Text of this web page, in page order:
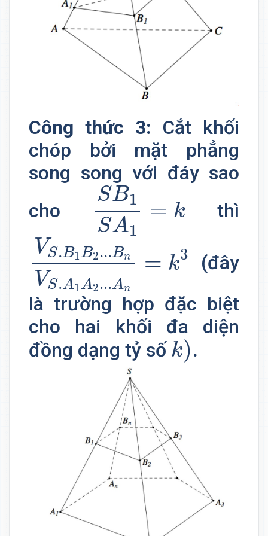
Công thức 3: Cắt khối
chóp bởi mặt phẳng
song song với đáy sao
cho
SB1
SA1
= k
SB1 SA 1=k
thì
VS.B1B2...Bn
VS.A1A2...An
= k3
VS B2...B
(đây
là trường hợp đặc biệt
cho hai khối đa diện
đồng dạng tỷ số k).
k)